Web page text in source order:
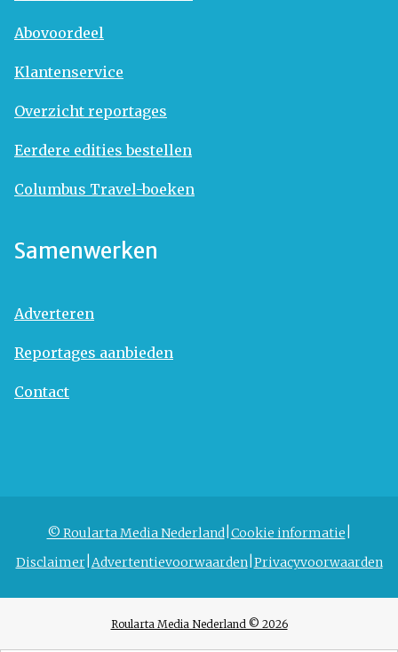
Abovoordeel
Klantenservice
Overzicht reportages
Eerdere edities bestellen
Columbus Travel-boeken
Samenwerken
Adverteren
Reportages aanbieden
Contact
© Roularta Media Nederland Cookie informatie
Disclaimer Advertentievoorwaarden Privacyvoorwaarden
Roularta Media Nederland © 2026